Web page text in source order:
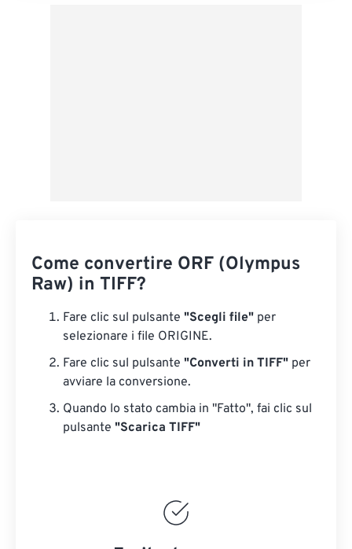
Come convertire ORF (Olympus
Raw) in TIFF?
Fare clic sul pulsante "Scegli file" per
selezionare i file ORIGINE.
Fare clic sul pulsante "Converti in TIFF" per
avviare la conversione.
Quando lo stato cambia in "Fatto", fai clic sul
pulsante "Scarica TIFF"